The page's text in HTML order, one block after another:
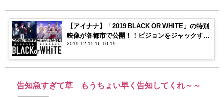
【アイナナ】「2019 BLACK OR WHITE」の特別
映像が各都市で公開！！ビジョンをジャックする
メンバーに注目！
2019-12-15 16:10:19
告知急すぎて草 もうちょい早く告知してくれ～～